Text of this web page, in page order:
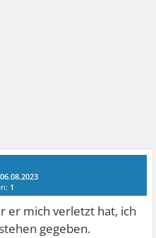
06.08.2023
1
er mich verletzt hat, ich
gegeben.